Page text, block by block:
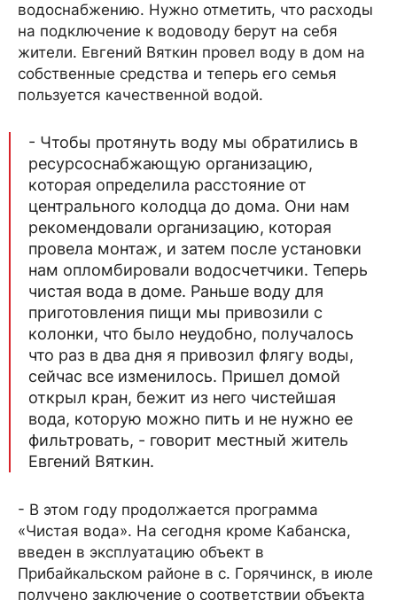
водоснабжению. Нужно отметить, что расходы
на подключение к водоводу берут на себя
жители. Евгений Вяткин провел воду в дом на
собственные средства и теперь его семья
пользуется качественной водой.
- Чтобы протянуть воду мы обратились в
ресурсоснабжающую организацию,
которая определила расстояние от
центрального колодца до дома. Они нам
рекомендовали организацию, которая
провела монтаж, и затем после установки
нам опломбировали водосчетчики. Теперь
чистая вода в доме. Раньше воду для
приготовления пищи мы привозили с
колонки, что было неудобно, получалось
что раз в два дня я привозил флягу воды,
сейчас все изменилось. Пришел домой
открыл кран, бежит из него чистейшая
вода, которую можно пить и не нужно ее
фильтровать, - говорит местный житель
Евгений Вяткин.
- В этом году продолжается программа
«Чистая вода». На сегодня кроме Кабанска,
введен в эксплуатацию объект в
Прибайкальском районе в с. Горячинск, в июле
получено заключение о соответствии объекта